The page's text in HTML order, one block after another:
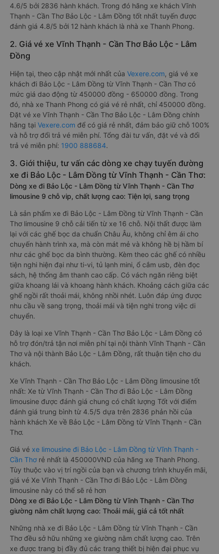
4.6/5 bởi 2836 hành khách. Trong đó hãng xe khách Vĩnh
Thạnh - Cần Thơ Bảo Lộc - Lâm Đồng tốt nhất tuyến được
đánh giá 4.8/5 bởi 12 hành khách là nhà xe Thanh Phong.
2. Giá vé xe Vĩnh Thạnh - Cần Thơ Bảo Lộc - Lâm
Đồng
Hiện tại, theo cập nhật mới nhất của Vexere.com, giá vé xe
khách đi Bảo Lộc - Lâm Đồng từ Vĩnh Thạnh - Cần Thơ có
mức giá dao động từ 450000 đồng - 650000 đồng. Trong
đó, nhà xe Thanh Phong có giá vé rẻ nhất, chỉ 450000 đồng.
Đặt vé xe Vĩnh Thạnh - Cần Thơ Bảo Lộc - Lâm Đồng chính
hãng tại Vexere.com để có giá rẻ nhất, đảm bảo giữ chỗ 100%
và hỗ trợ đổi trả vé miễn phí. Tổng đài tư vấn, đặt vé và đổi
trả vé miễn phí: 1900 888684.
3. Giới thiệu, tư vấn các dòng xe chạy tuyến đường
xe đi Bảo Lộc - Lâm Đồng từ Vĩnh Thạnh - Cần Thơ:
Dòng xe đi Bảo Lộc - Lâm Đồng từ Vĩnh Thạnh - Cần Thơ
limousine 9 chỗ vip, chất lượng cao: Tiện lợi, sang trọng
Là sản phẩm xe đi Bảo Lộc - Lâm Đồng từ Vĩnh Thạnh - Cần
Thơ limousine 9 chỗ cải tiến từ xe 16 chỗ. Nội thất được làm
lại với các ghế bọc da chuẩn Châu Âu, không chỉ êm ái cho
chuyến hành trình xa, mà còn mát mẻ và không hề bị hầm bí
như các ghế bọc da bình thường. Kèm theo các ghế có nhiều
tiện nghi hiện đại như ti-vi, tủ lạnh mini, ổ cắm usb, đèn đọc
sách, hệ thống âm thanh cao cấp. Có vách ngăn riêng biệt
giữa khoang lái và khoang hành khách. Khoảng cách giữa các
ghế ngồi rất thoải mái, không nhồi nhét. Luôn đáp ứng được
nhu cầu về sang trọng, thoải mái và tiện nghi trong việc di
chuyển.
Đây là loại xe Vĩnh Thạnh - Cần Thơ Bảo Lộc - Lâm Đồng có
hỗ trợ đón/trả tận nơi miễn phí tại nội thành Vĩnh Thạnh - Cần
Thơ và nội thành Bảo Lộc - Lâm Đồng, rất thuận tiện cho du
khách.
Xe Vĩnh Thạnh - Cần Thơ Bảo Lộc - Lâm Đồng limousine tốt
nhất: Xe từ Vĩnh Thạnh - Cần Thơ đi Bảo Lộc - Lâm Đồng
limousine được đánh giá chung có chất lượng Tốt với điểm
đánh giá trung bình từ 4.5/5 dựa trên 2836 phản hồi của
hành khách Xe về Bảo Lộc - Lâm Đồng từ Vĩnh Thạnh - Cần
Thơ.
Giá vé xe limousine đi Bảo Lộc - Lâm Đồng từ Vĩnh Thạnh -
Cần Thơrẻ nhất là 450000VND của hãng xe Thanh Phong.
Tùy thuộc vào vị trí ngồi của bạn và chương trình khuyến mãi,
giá vé Xe Vĩnh Thạnh - Cần Thơ đi Bảo Lộc - Lâm Đồng
limousine này có thể sẽ rẻ hơn
Dòng xe đi Bảo Lộc - Lâm Đồng từ Vĩnh Thạnh - Cần Thơ
giường nằm chất lượng cao: Thoải mái, giá cả tốt nhất
Những nhà xe đi Bảo Lộc - Lâm Đồng từ Vĩnh Thạnh - Cần
Thơ đều sở hữu những xe giường nằm chất lượng cao. Trên
xe được trang bị đầy đủ các trang thiết bị hiện đại phục vụ